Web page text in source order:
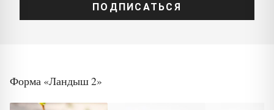
ПОДПИСАТЬСЯ
Форма «Ландыш 2»